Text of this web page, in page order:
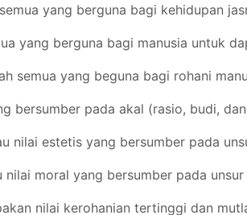
yang berguna bagi kehidupan
yang berguna bagi manusia untuk
semua yang beguna bagi rohani
bersumber pada akal (rasio, budi,
nilai estetis yang bersumber pada
nilai moral yang bersumber pada
nilai kerohanian tertinggi dan